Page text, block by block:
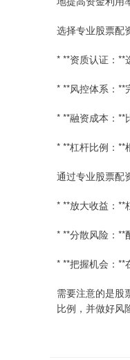
选择专业股票配
* **资质认证：**
* **风控体系：**
* **融资成本：**
* **杠杆比例：**
通过专业股票配
* **放大收益：**
* **分散风险：**
* **把握机会：**
需要注意的是股
比例，并做好风